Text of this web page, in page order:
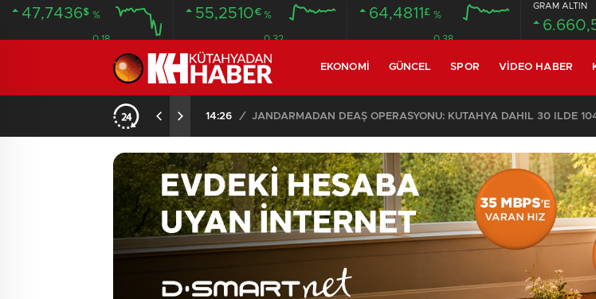
47,7436$ %
0.18
55,2510€ %
0.32
64,4811 £ %
0.38
GRAM ALTIN
EKONOMI GÜNCEL SPOR VIDEO HABER
14:26 / JANDARMADAN DEAŞ OPERASYONU: KÜTAHYA DAHİL 30 İLDE